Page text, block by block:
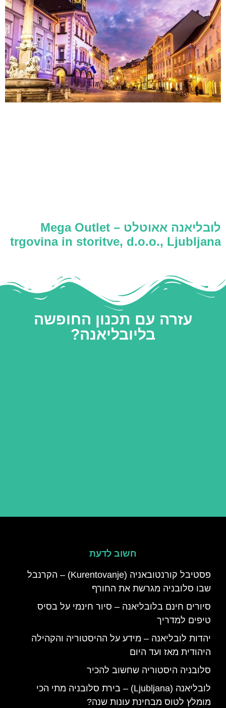
לובליאנה אאוטלט – Mega Outlet
trgovina in storitve, d.o.o., Ljubljana
עזרה עם תכנון החופשה
בליובליאנה?
חשוב לדעת
פסטיבל קורנטובאניה (Kurentovanje) – הקרנבל
שבו סלובניה מגרשת את החורף
סיורים חינם בלובליאנה – סיור חינמי על בסיס
טיפים למדריך
יהדות לובליאנה – מידע על ההיסטוריה והקהילה
היהודית מאז ועד היום
סלובניה היסטוריה שחשוב להכיר
לובליאנה (Ljubljana) – בירת סלובניה מתי הכי
מומלץ לטוס מבחינת עונות שנה?